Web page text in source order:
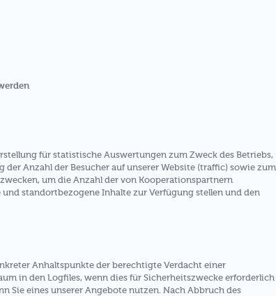
für statistische Auswertungen zum Zweck des Betriebs,
Anzahl der Besucher auf unserer Website (traffic) sowie zum
um die Anzahl der von Kooperationspartnern
standortbezogene Inhalte zur Verfügung stellen und den
Anhaltspunkte der berechtigte Verdacht einer
in den Logfiles, wenn dies für Sicherheitszwecke erforderlich
Sie eines unserer Angebote nutzen. Nach Abbruch des